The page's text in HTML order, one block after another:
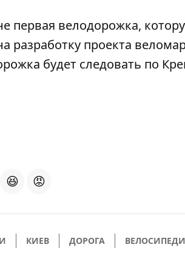
первая велодорожка,
разработку проекта
будет следовать по
😆 😡
КИЕВ ДОРОГА